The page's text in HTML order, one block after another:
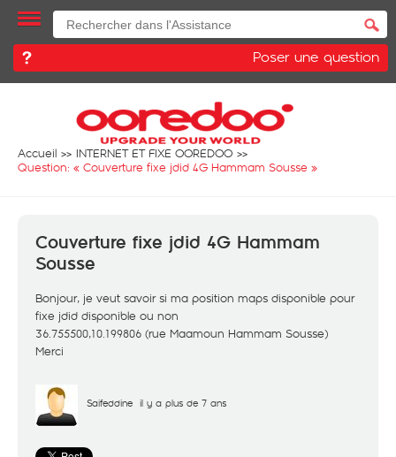
Poser une question
Accueil
INTERNET ET FIXE OOREDOO
Question: « Couverture fixe jdid 4G Hammam Sousse »
Couverture fixe jdid 4G Hammam
Sousse
Bonjour, je veut savoir si ma position maps disponible pour
fixe jdid disponible ou non
36.755500,10.199806 (rue Maamoun Hammam Sousse)
Merci
Saifeddine il y a plus de 7 ans